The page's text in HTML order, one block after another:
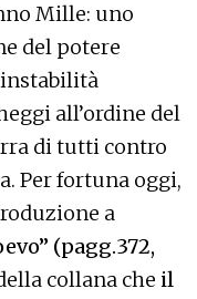
Mille: uno
del potere
instabilità
all’ordine del
di tutti contro
Per fortuna oggi,
a
(pagg.372,
collana che il